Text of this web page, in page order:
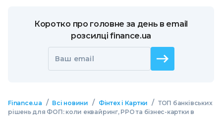
Коротко про головне за день в email
розсилці finance.ua
Ваш email
Finance.ua / Всі новини / Фінтех і Картки / ТОП банківських
рішень для ФОП: коли еквайринг, РРО та бізнес-картки в